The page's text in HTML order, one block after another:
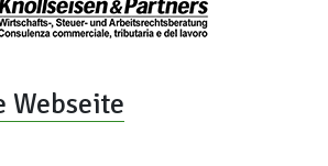
Webseite